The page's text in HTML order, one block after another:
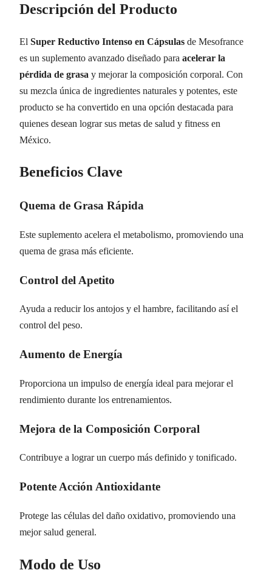
Descripción del Producto
El Super Reductivo Intenso en Cápsulas de Mesofrance
es un suplemento avanzado diseñado para acelerar la
pérdida de grasa y mejorar la composición corporal. Con
su mezcla única de ingredientes naturales y potentes, este
producto se ha convertido en una opción destacada para
quienes desean lograr sus metas de salud y fitness en
México.
Beneficios Clave
Quema de Grasa Rápida
Este suplemento acelera el metabolismo, promoviendo una
quema de grasa más eficiente.
Control del Apetito
Ayuda a reducir los antojos y el hambre, facilitando así el
control del peso.
Aumento de Energía
Proporciona un impulso de energía ideal para mejorar el
rendimiento durante los entrenamientos.
Mejora de la Composición Corporal
Contribuye a lograr un cuerpo más definido y tonificado.
Potente Acción Antioxidante
Protege las células del daño oxidativo, promoviendo una
mejor salud general.
Modo de Uso